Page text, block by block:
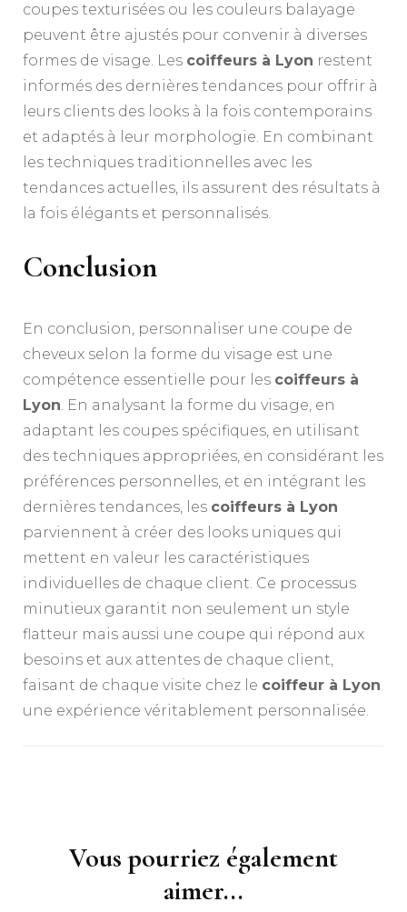
coupes texturisées ou les couleurs balayage
peuvent être ajustés pour convenir à diverses
formes de visage. Les coiffeurs à Lyon restent
informés des dernières tendances pour offrir à
leurs clients des looks à la fois contemporains
et adaptés à leur morphologie. En combinant
les techniques traditionnelles avec les
tendances actuelles, ils assurent des résultats à
la fois élégants et personnalisés.
Conclusion
En conclusion, personnaliser une coupe de
cheveux selon la forme du visage est une
compétence essentielle pour les coiffeurs à
Lyon. En analysant la forme du visage, en
adaptant les coupes spécifiques, en utilisant
des techniques appropriées, en considérant les
préférences personnelles, et en intégrant les
dernières tendances, les coiffeurs à Lyon
parviennent à créer des looks uniques qui
mettent en valeur les caractéristiques
individuelles de chaque client. Ce processus
minutieux garantit non seulement un style
flatteur mais aussi une coupe qui répond aux
besoins et aux attentes de chaque client,
faisant de chaque visite chez le coiffeur à Lyon
une expérience véritablement personnalisée.
Vous pourriez également
aimer...